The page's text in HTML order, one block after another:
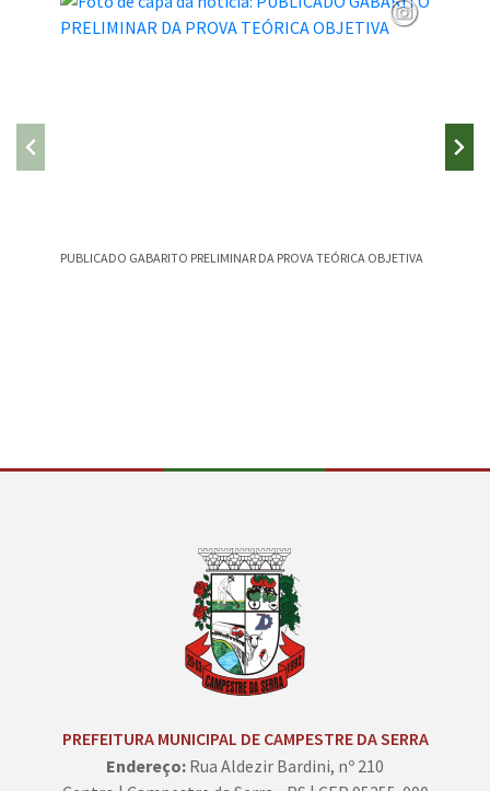
PUBLICADO GABARITO PRELIMINAR DA PROVA TEÓRICA OBJETIVA
PREFEITURA MUNICIPAL DE CAMPESTRE DA SERRA
Endereço: Rua Aldezir Bardini, nº 210